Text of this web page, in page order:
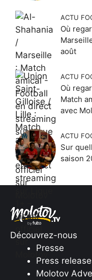
ACTU
Où
août
ACTU
Où
Match
avec
ACTU
Sur
saison
Découvrez-nous
Presse
Press
Molotov